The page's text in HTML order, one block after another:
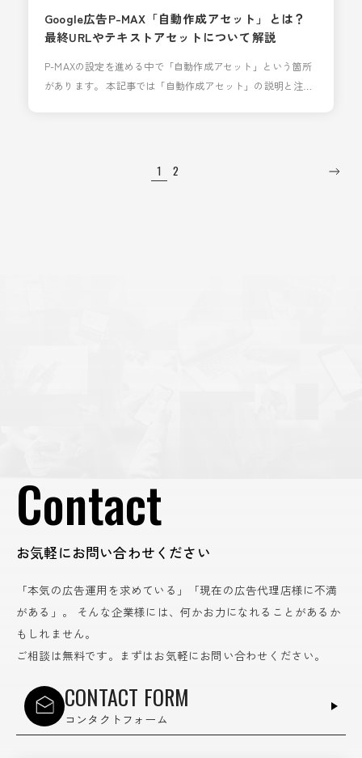
Google広告P-MAX「自動作成アセット」とは？
最終URLやテキストアセットについて解説
P-MAXの設定を進める中で「自動作成アセット」という箇所
があります。 本記事では「自動作成アセット」の説明と注意
ングページ内容に基づいて自動
1 2
Contact
お気軽にお問い合わせください
「本気の広告運用を求めている」「現在の広告代理店様に不満
がある」。
そんな企業様には、何かお力になれることがあるか
もしれません。
ご相談は無料です。まずはお気軽にお問い合わせください。
CONTACT FORM
コンタクトフォーム